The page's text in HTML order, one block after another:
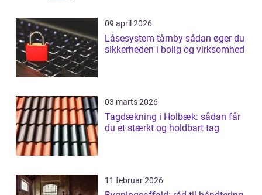
09 april 2026
Låsesystem tårnby sådan øger du
sikkerheden i bolig og virksomhed
03 marts 2026
Tagdækning i Holbæk: sådan får
du et stærkt og holdbart tag
11 februar 2026